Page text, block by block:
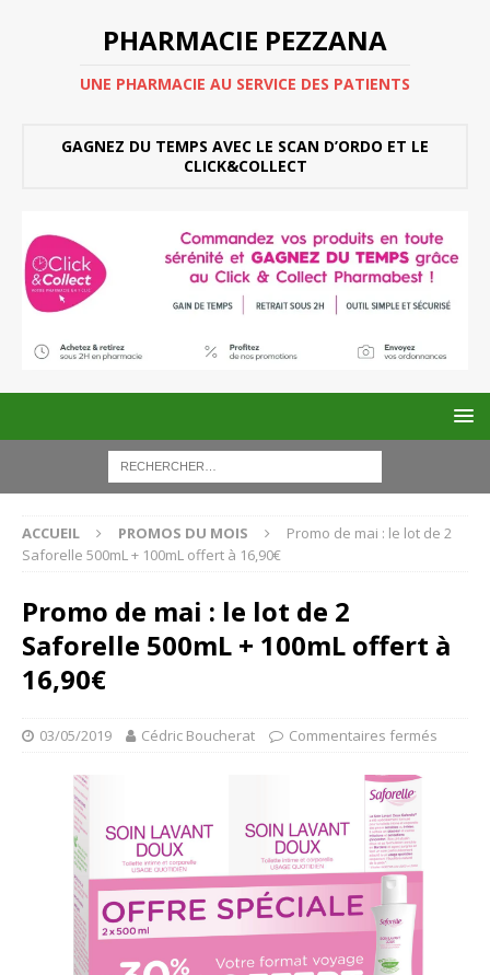
PHARMACIE PEZZANA
UNE PHARMACIE AU SERVICE DES PATIENTS
GAGNEZ DU TEMPS AVEC LE SCAN D’ORDO ET LE
CLICK&COLLECT
ACCUEIL PROMOS DU MOIS
Promo de mai : le lot de 2
Saforelle 500mL + 100mL offert à 16,90€
Promo de mai : le lot de 2
Saforelle 500mL + 100mL offert à
16,90€
03/05/2019 Cédric Boucherat Commentaires fermés